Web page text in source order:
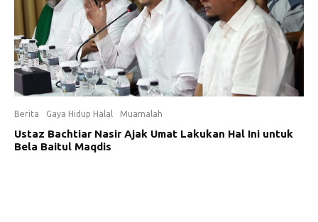
Berita Gaya Hidup Halal Muamalah
Ustaz Bachtiar Nasir Ajak Umat Lakukan Hal Ini untuk
Bela Baitul Maqdis